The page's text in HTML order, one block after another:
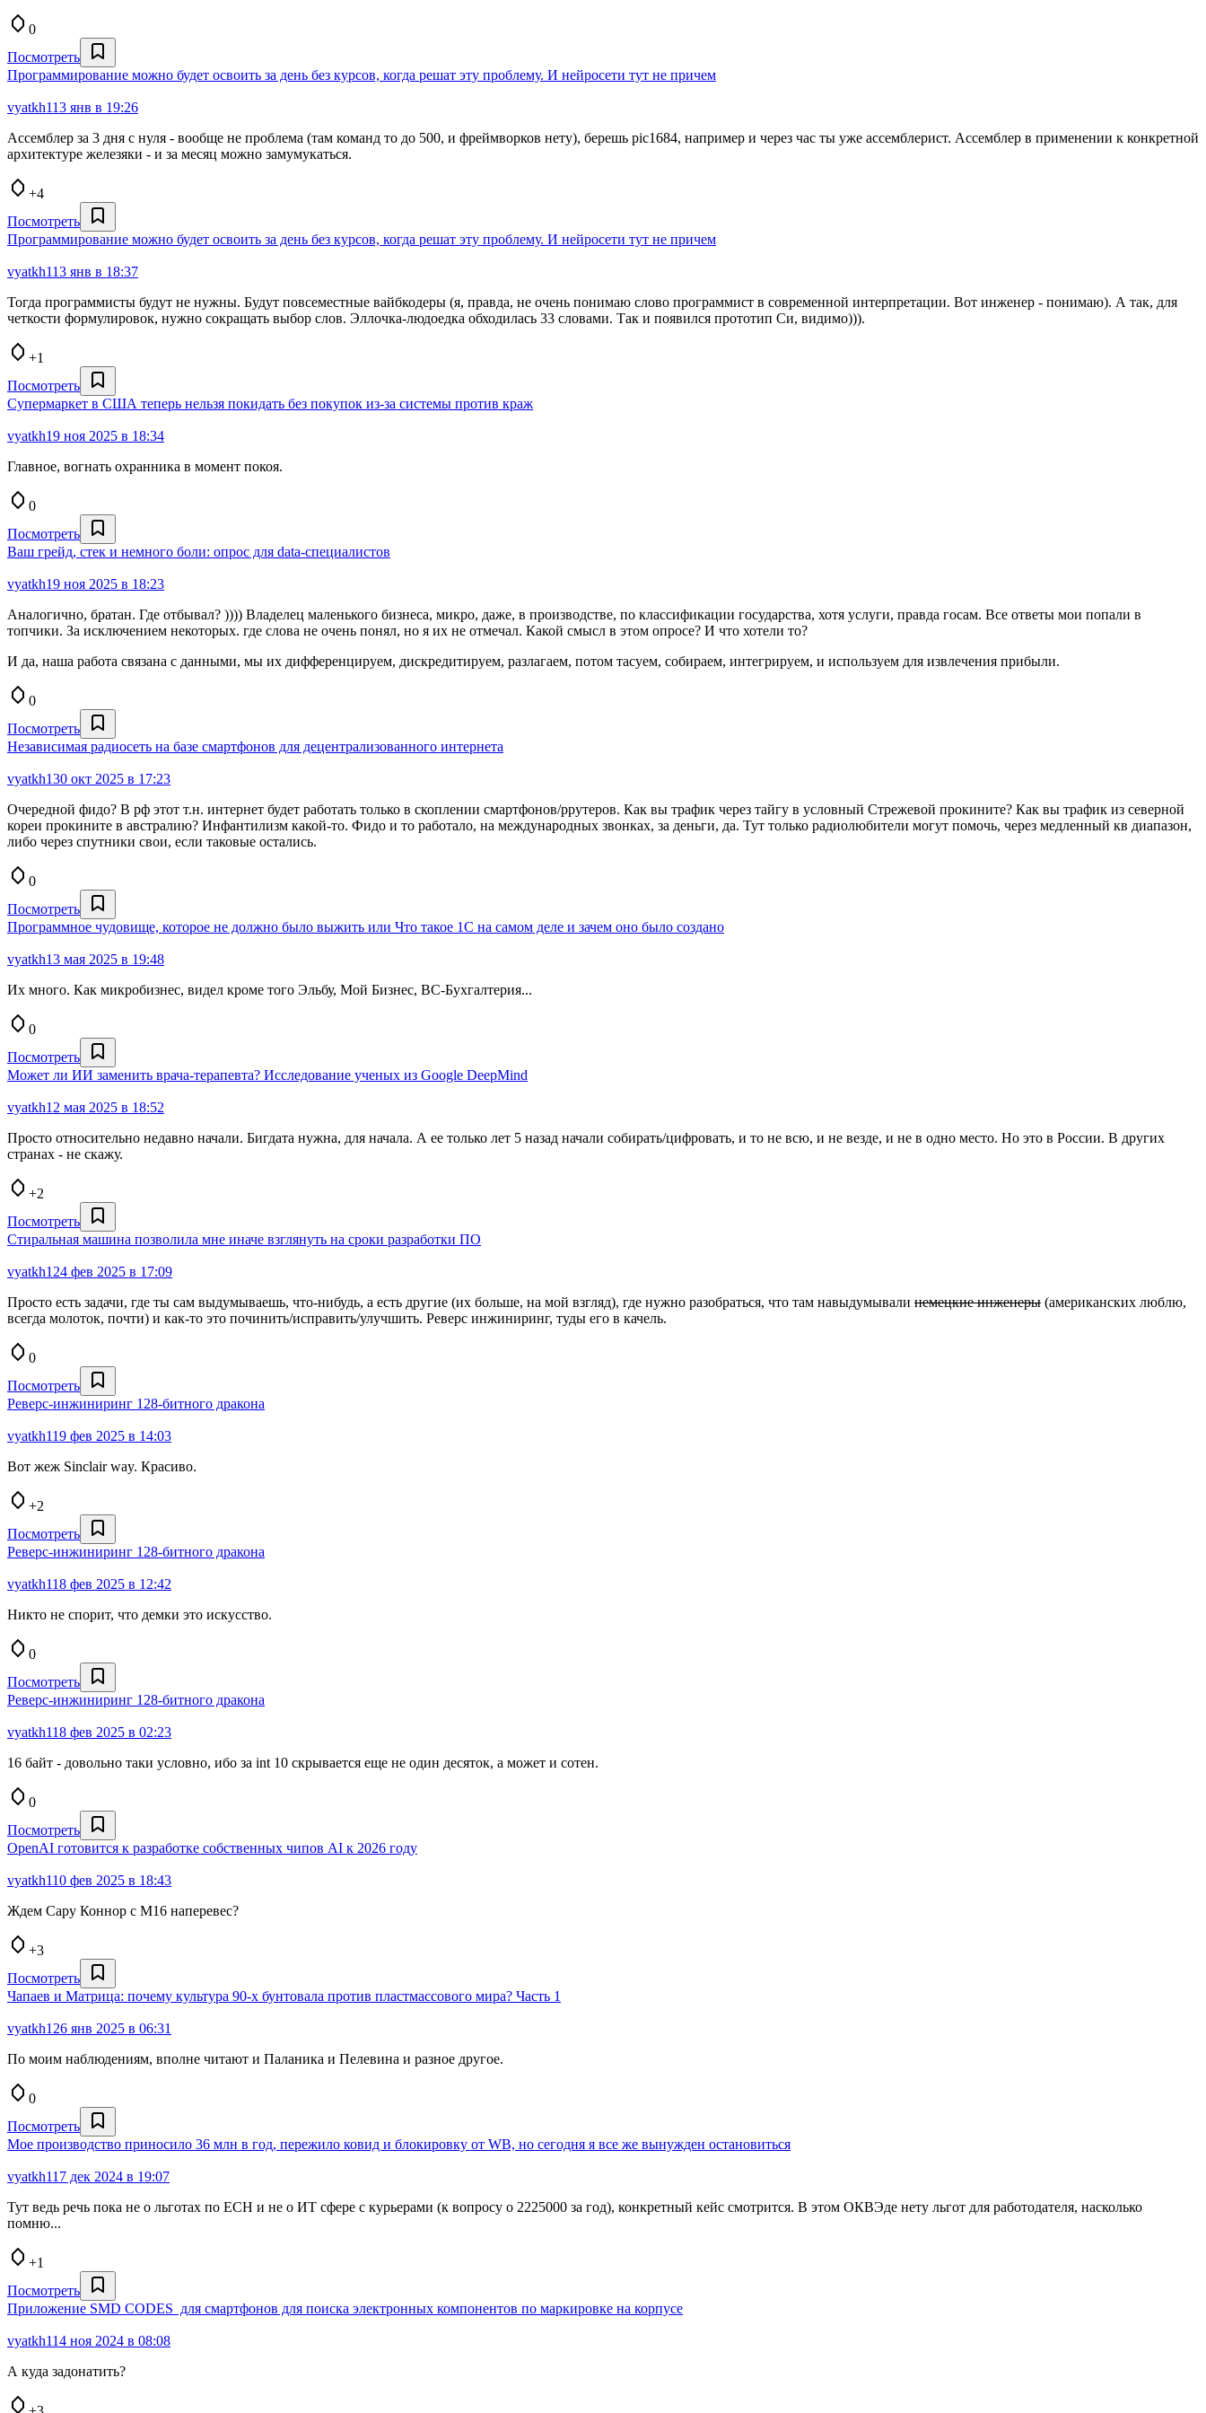
0
Посмотреть
Программирование можно будет освоить за день без курсов, когда решат эту проблему. И нейросети тут не причем
vyatkh113 янв в 19:26
Ассемблер за 3 дня с нуля - вообще не проблема (там команд то до 500, и фреймворков нету), берешь pic1684, например и через час ты уже ассемблерист. Ассемблер в применении к конкретной
архитектуре железяки - и за месяц можно замумукаться.
+4
Посмотреть
Программирование можно будет освоить за день без курсов, когда решат эту проблему. И нейросети тут не причем
vyatkh113 янв в 18:37
Тогда программисты будут не нужны. Будут повсеместные вайбкодеры (я, правда, не очень понимаю слово программист в современной интерпретации. Вот инженер - понимаю). А так, для
четкости формулировок, нужно сокращать выбор слов. Эллочка-людоедка обходилась 33 словами. Так и появился прототип Си, видимо))).
+1
Посмотреть
Супермаркет в США теперь нельзя покидать без покупок из-за системы против краж
vyatkh19 ноя 2025 в 18:34
Главное, вогнать охранника в момент покоя.
0
Посмотреть
Ваш грейд, стек и немного боли: опрос для data-специалистов
vyatkh19 ноя 2025 в 18:23
Аналогично, братан. Где отбывал? )))) Владелец маленького бизнеса, микро, даже, в производстве, по классификации государства, хотя услуги, правда госам. Все ответы мои попали в
топчики. За исключением некоторых. где слова не очень понял, но я их не отмечал. Какой смысл в этом опросе? И что хотели то?
И да, наша работа связана с данными, мы их дифференцируем, дискредитируем, разлагаем, потом тасуем, собираем, интегрируем, и используем для извлечения прибыли.
0
Посмотреть
Независимая радиосеть на базе смартфонов для децентрализованного интернета
vyatkh130 окт 2025 в 17:23
Очередной фидо? В рф этот т.н. интернет будет работать только в скоплении смартфонов/ррутеров. Как вы трафик через тайгу в условный Стрежевой прокините? Как вы трафик из северной
кореи прокините в австралию? Инфантилизм какой-то. Фидо и то работало, на международных звонках, за деньги, да. Тут только радиолюбители могут помочь, через медленный кв диапазон,
либо через спутники свои, если таковые остались.
0
Посмотреть
Программное чудовище, которое не должно было выжить или Что такое 1С на самом деле и зачем оно было создано
vyatkh13 мая 2025 в 19:48
Их много. Как микробизнес, видел кроме того Эльбу, Мой Бизнес, BC-Бухгалтерия...
0
Посмотреть
Может ли ИИ заменить врача-терапевта? Исследование ученых из Google DeepMind
vyatkh1 2 мая 2025 в 18:52
Просто относительно недавно начали. Бигдата нужна, для начала. А ее только лет 5 назад начали собирать/цифровать, и то не всю, и не везде, и не в одно место. Но это в России. В других
странах - не скажу.
+2
Посмотреть
Стиральная машина позволила мне иначе взглянуть на сроки разработки ПО
vyatkh1 24 фев 2025 в 17:09
Просто есть задачи, где ты сам выдумываешь, что-нибудь, а есть другие (их больше, на мой взгляд), где нужно разобраться, что там навыдумывали немецкие инженеры (американских люблю,
всегда молоток, почти) и как-то это починить/исправить/улучшить. Реверс инжиниринг, туды его в качель.
0
Посмотреть
Реверс-инжиниринг 128-битного дракона
vyatkh119 фев 2025 в 14:03
Вот жеж Sinclair way. Красиво.
+2
Посмотреть
Реверс-инжиниринг 128-битного дракона
vyatkh118 фев 2025 в 12:42
Никто не спорит, что демки это искусство.
0
Посмотреть
Реверс-инжиниринг 128-битного дракона
vyatkh118 фев 2025 в 02:23
16 байт - довольно таки условно, ибо за int 10 скрывается еще не один десяток, а может и сотен.
0
Посмотреть
OpenAI готовится к разработке собственных чипов AI к 2026 году
vyatkh110 фев 2025 в 18:43
Ждем Сару Коннор с М16 наперевес?
+3
Посмотреть
Чапаев и Матрица: почему культура 90-х бунтовала против пластмассового мира? Часть 1
vyatkh1 26 янв 2025 в 06:31
По моим наблюдениям, вполне читают и Паланика и Пелевина и разное другое.
0
Посмотреть
Мое производство приносило 36 млн в год, пережило ковид и блокировку от WB, но сегодня я все же вынужден остановиться
vyatkh117 дек 2024 в 19:07
Тут ведь речь пока не о льготах по ЕСН и не о ИТ сфере с курьерами (к вопросу о 2225000 за год), конкретный кейс смотрится. В этом ОКВЭде нету льгот для работодателя, насколько
помню...
+1
Посмотреть
Приложение SMD CODES для смартфонов для поиска электронных компонентов по маркировке на корпусе
vyatkh114 ноя 2024 в 08:08
А куда задонатить?